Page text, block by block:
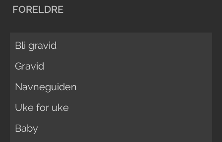
FORELDRE
Bli gravid
Gravid
Navneguiden
Uke for uke
Baby